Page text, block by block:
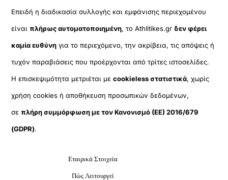
Επειδή η διαδικασία συλλογής και εμφάνισης περιεχομένου
είναιπλήρως αυτοματοποιημένη, το Athlitikes.gr δεν φέρει
καμία ευθύνη για το περιεχόμενο, την ακρίβεια, τις απόψεις ή
τυχόν παραβιάσεις που προέρχονται από τρίτες ιστοσελίδες.
Η επισκεψιμότητα μετριέται μεcookieless στατιστικά, χωρίς
χρήση cookies ή αποθήκευση προσωπικών δεδομένων,
σεπλήρη συμμόρφωση με τον Κανονισμό (ΕΕ) 2016/679
(GDPR).
Εταιρικά Στοιχεία
Πώς Λειτουργεί